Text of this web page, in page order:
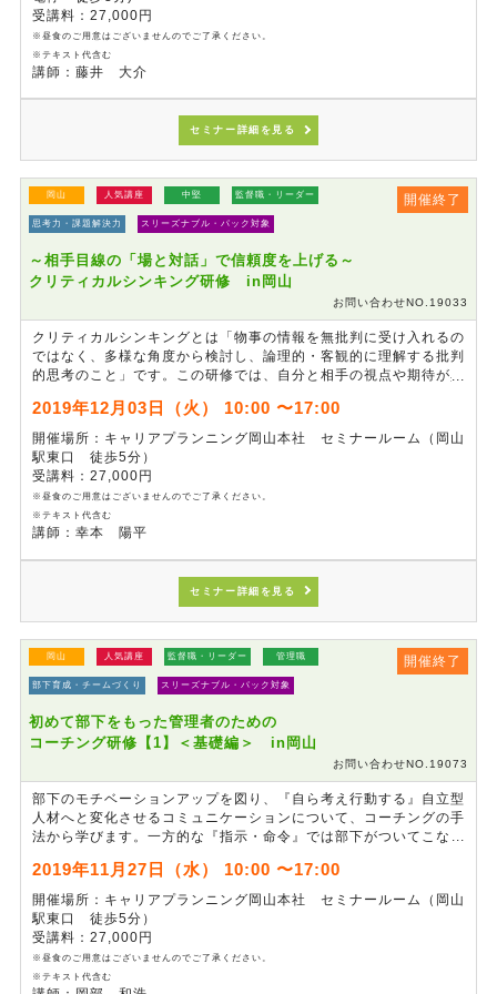
受講料：27,000円
※昼食のご用意はございませんのでご了承ください。
※テキスト代含む
講師：藤井 大介
セミナー詳細を見る
開催終了
岡山 人気講座 中堅 監督職・リーダー
思考力・課題解決力 スリーズナブル・パック対象
～相手目線の「場と対話」で信頼度を上げる～
クリティカルシンキング研修 in岡山
お問い合わせNO.19033
クリティカルシンキングとは「物事の情報を無批判に受け入れるの
ではなく、多様な角度から検討し、論理的・客観的に理解する批判
的思考のこと」です。この研修では、自分と相手の視点や期待が異
を引き出すことを学びます。また、相手が自ら話したくなる「場」
の作り方、言葉の選び方、間の取り方など実践を通じて身に付けま
す。顧客の本音を見抜き、質問力を向上させることで、問題解決
力、業務成果の向上を目指します。
2019年12月03日（火） 10:00 〜17:00
開催場所：キャリアプランニング岡山本社 セミナールーム（岡山
駅東口 徒歩5分）
受講料：27,000円
※昼食のご用意はございませんのでご了承ください。
※テキスト代含む
講師：幸本 陽平
セミナー詳細を見る
開催終了
岡山 人気講座 監督職・リーダー 管理職
部下育成・チームづくり スリーズナブル・パック対象
初めて部下をもった管理者のための
コーチング研修【1】＜基礎編＞ in岡山
お問い合わせNO.19073
部下のモチベーションアップを図り、『自ら考え行動する』自立型
人材へと変化させるコミュニケーションについて、コーチングの手
法から学びます。一方的な『指示・命令』では部下がついてこない
果的な質問」「承認」など基本的なスキルを身に付けます。部下育
成の場面では必須である、目標設定時の面談を想定したロールプレ
イングを通じて、すぐに活用できるスキルの習得を目指します。
2019年11月27日（水） 10:00 〜17:00
開催場所：キャリアプランニング岡山本社 セミナールーム（岡山
駅東口 徒歩5分）
受講料：27,000円
※昼食のご用意はございませんのでご了承ください。
※テキスト代含む